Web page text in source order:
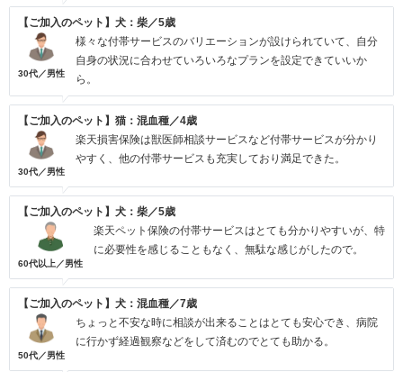
【ご加入のペット】犬：柴／5歳
30代／男性
様々な付帯サービスのバリエーションが設けられていて、自分
自身の状況に合わせていろいろなプランを設定できていいか
ら。
【ご加入のペット】猫：混血種／4歳
30代／男性
楽天損害保険は獣医師相談サービスなど付帯サービスが分かり
やすく、他の付帯サービスも充実しており満足できた。
【ご加入のペット】犬：柴／5歳
60代以上／男性
楽天ペット保険の付帯サービスはとても分かりやすいが、特
に必要性を感じることもなく、無駄な感じがしたので。
【ご加入のペット】犬：混血種／7歳
50代／男性
ちょっと不安な時に相談が出来ることはとても安心でき、病院
に行かず経過観察などをして済むのでとても助かる。